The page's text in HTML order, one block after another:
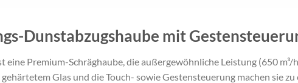
Dunstabzugshaube mit
eine Premium-Schräghaube, die außergewöhnliche Leistung (650
Glas und die Touch- sowie Gestensteuerung machen sie